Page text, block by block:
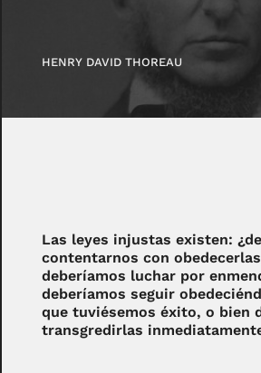
HENRY DAVID THOREAU
Las leyes injustas existen:
contentarnos con
deberíamos luchar por
deberíamos seguir
que tuviésemos éxito, o bien
transgredirlas